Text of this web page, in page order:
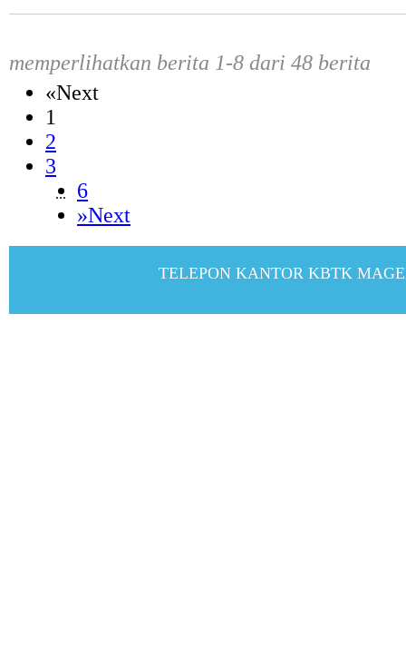
memperlihatkan berita 1-8 dari 48 berita
«Next
1
2
3
...
6
»Next
TELEPON KANTOR KBTK